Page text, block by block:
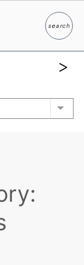
search
Suche
List